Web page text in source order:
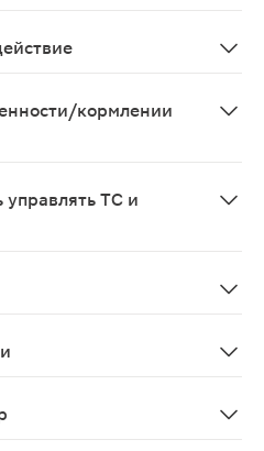
кормлении
управлять ТС и